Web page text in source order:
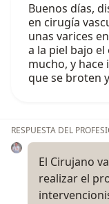
Buenos días,
en cirugía
unas varices
a la piel bajo
mucho, y
que se broten
RESPUESTA DEL
El Cirujano
realizar el